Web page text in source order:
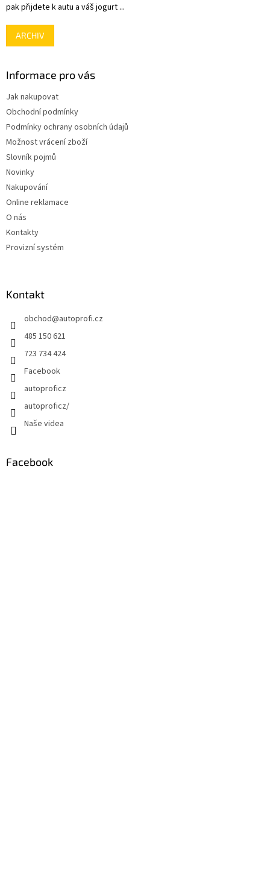
pak přijdete k autu a váš jogurt ...
ARCHIV
Informace pro vás
Jak nakupovat
Obchodní podmínky
Podmínky ochrany osobních údajů
Možnost vrácení zboží
Slovník pojmů
Novinky
Nakupování
Online reklamace
O nás
Kontakty
Provizní systém
Kontakt
obchod@autoprofi.cz
485 150 621
723 734 424
Facebook
autoproficz
autoproficz/
Naše videa
Facebook